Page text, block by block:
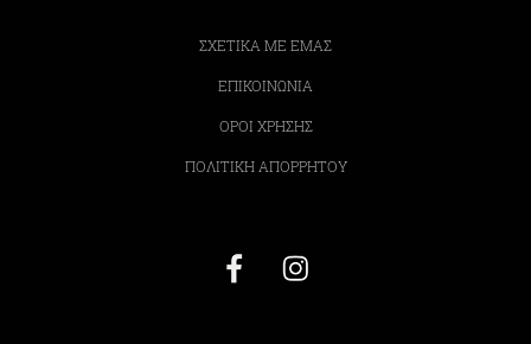
ΣΧΕΤΙΚΆ ΜΕ ΕΜΆΣ
ΕΠΙΚΟΙΝΩΝΊΑ
ΌΡΟΙ ΧΡΉΣΗΣ
ΠΟΛΙΤΙΚΉ ΑΠΟΡΡΉΤΟΥ